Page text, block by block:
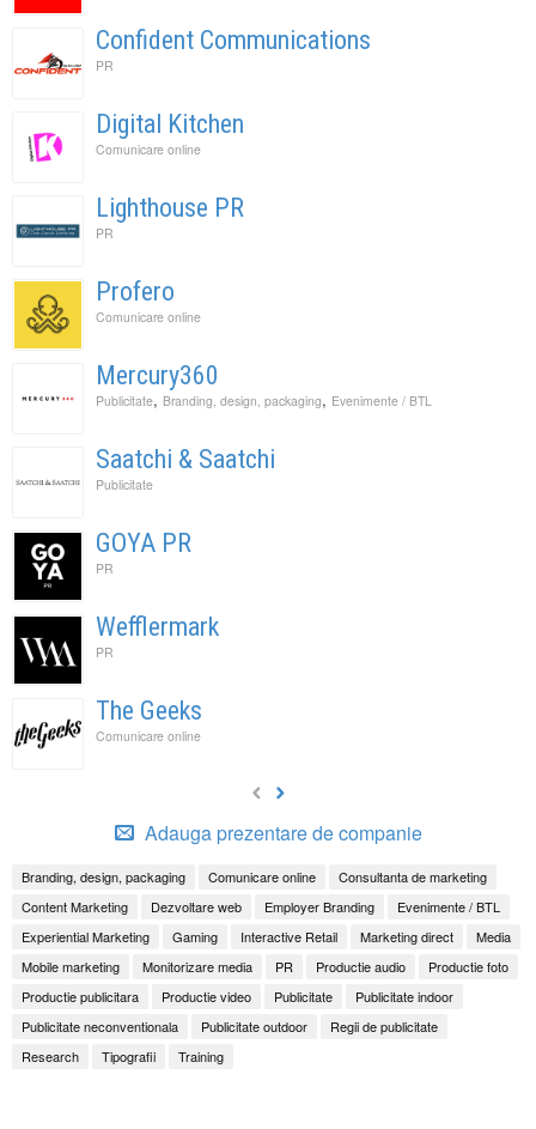
Confident Communications
PR
Digital Kitchen
Comunicare online
Lighthouse PR
PR
Profero
Comunicare online
Mercury360
Publicitate, Branding, design, packaging, Evenimente / BTL
Saatchi & Saatchi
Publicitate
GOYA PR
PR
Wefflermark
PR
The Geeks
Comunicare online
Adauga prezentare de companie
Branding, design, packaging Comunicare online
Consultanta de marketing
Content Marketing
Dezvoltare web Employer Branding
Evenimente / BTL
Experiential Marketing
Gaming Interactive Retail Marketing direct
Media
Mobile marketing
Monitorizare media PR Productie audio
Productie foto
Productie publicitara
Productie video Publicitate
Publicitate indoor
Publicitate neconventionala
Publicitate outdoor
Regii de publicitate
Research
Tipografii Training